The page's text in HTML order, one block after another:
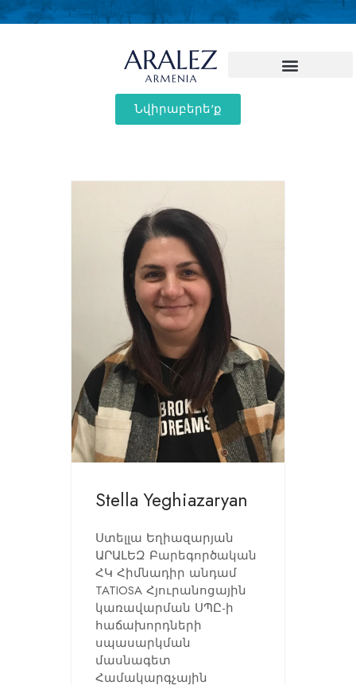
Նվիրաբերե'ք
Stella Yeghiazaryan
Ստելլա Եղիազարյան
ԱՐԱԼԵԶ Բարեգործական
ՀԿ Հիմնադիր անդամ
TATIOSA Հյուրանոցային
կառավարման ՍՊԸ-ի
հաճախորդների
սպասարկման
մասնագետ
Համակարգչային